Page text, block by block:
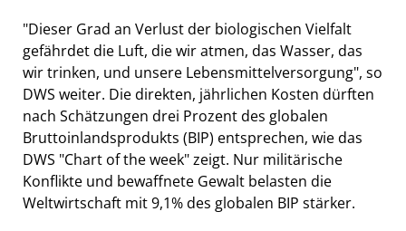
"Dieser Grad an Verlust der biologischen Vielfalt
gefährdet die Luft, die wir atmen, das Wasser, das
wir trinken, und unsere Lebensmittelversorgung", so
DWS weiter. Die direkten, jährlichen Kosten dürften
nach Schätzungen drei Prozent des globalen
Bruttoinlandsprodukts (BIP) entsprechen, wie das
DWS "Chart of the week" zeigt. Nur militärische
Konflikte und bewaffnete Gewalt belasten die
Weltwirtschaft mit 9,1% des globalen BIP stärker.